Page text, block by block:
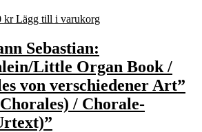
kr.
krDet
priset
är:
199,00 kr.
Lägg till i varukorg
Sebastian:
Little Organ Book /
von verschiedener Art”
/ Chorale-